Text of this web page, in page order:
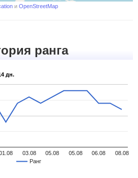
и OpenStreetMap
ранга
дн.
Ранг
03.08 05.08 05.08 06.08 08.08